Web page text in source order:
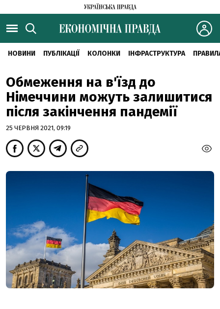
НОВИНИ ПУБЛІКАЦІЇ КОЛОНКИ ІНФРАСТРУКТУРА
Обмеження на в'їзд до
Німеччини можуть залишитися
після закінчення пандемії
25 ЧЕРВНЯ 2021, 09:19